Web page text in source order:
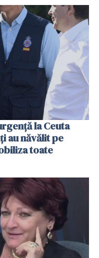
la Ceuta
au năvălit pe
toate